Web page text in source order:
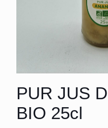
PUR JUS
BIO 25cl